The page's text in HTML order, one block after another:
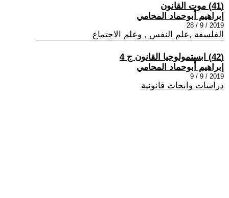
(41) موت القانون
إبراهيم أبوحماد المحامي
2019 / 9 / 28
الفلسفة ,علم النفس , وعلم الاجتماع
(42) ابستمولوجيا القانون ج 4
إبراهيم أبوحماد المحامي
2019 / 9 / 9
دراسات وابحاث قانونية